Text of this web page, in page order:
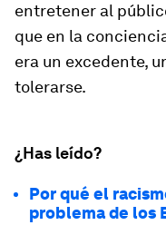
entretener al
que en la
era un excedente,
tolerarse.
¿Has leído?
Por qué el
problema de los